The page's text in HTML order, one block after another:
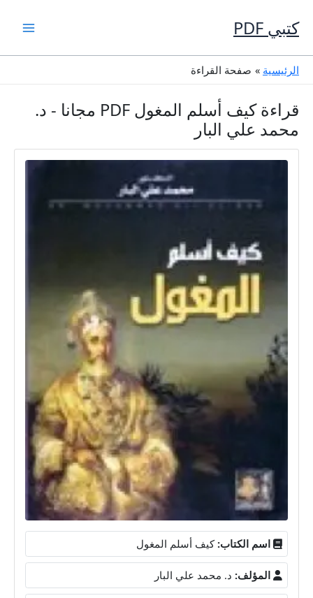
إلى
المحتوى
كتبي PDF
الرئيسية صفحة القراءة
قراءة كيف أسلم المغول PDF مجانا - د.
محمد علي البار
اسم الكتاب: كيف أسلم المغول
المؤلف: د. محمد علي البار